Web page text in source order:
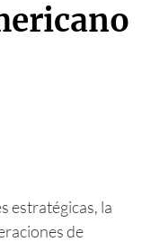
estratégicas, la
de